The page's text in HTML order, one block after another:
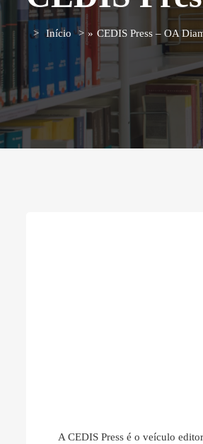
Início » CEDIS Press – OA
A CEDIS Press é o veículo